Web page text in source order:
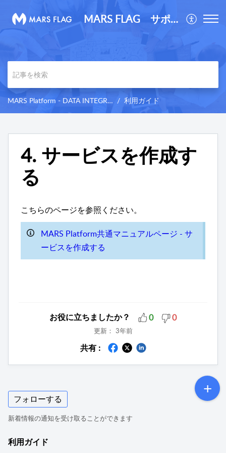
MARS FLAG サポートサイト
MARS Platform - DATA INTEGRATION サポートサイト 利用ガイド
4. サービスを作成す
る
こちらのページを参照ください。
MARS Platform共通マニュアルページ - サ
ービスを作成する
お役に立ちましたか？ 0 0
更新： 3年前
共有 :
フォローする
新着情報の通知を受け取ることができます
利用ガイド